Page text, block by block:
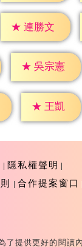
★ 連勝文
★ 吳宗憲
★ 王凱
隱私權聲明
合作提案窗口
了提供更好的閱讀